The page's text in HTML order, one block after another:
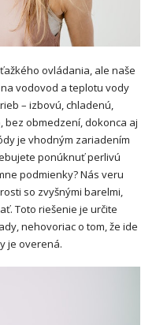
ovládania, ale naše
vodovod a teplotu vody
– izbovú, chladenú,
obmedzení, dokonca aj
je vhodným zariadením
ponúknuť perlivú
podmienky? Nás veru
so zvyšnými barelmi,
Toto riešenie je určite
nehovoriac o tom, že ide
je overená.